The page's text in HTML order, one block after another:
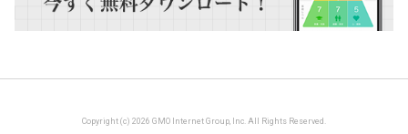
Copyright (c) 2026 GMO Internet Group, Inc. All Rights Reserved.